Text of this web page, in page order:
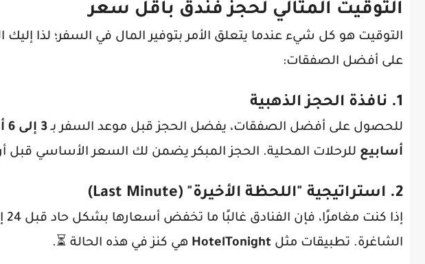
التوقيت المثالي لحجز فندق بأقل سعر
التوقيت هو كل شيء عندما يتعلق الأمر بتوفير المال في السفر؛ لذا
على أفضل الصفقات:
1. نافذة الحجز الذهبية
للحصول على أفضل الصفقات، يفضل الحجز قبل موعد السفر بـ 3 إلى 6 أشهر
أسابيع للرحلات المحلية. الحجز المبكر يضمن لك السعر الأساسي قبل
2. استراتيجية "اللحظة الأخيرة" (Last Minute)
الشاغرة. تطبيقات مثل HotelTonight هي كنز في هذه الحالة ⏳.